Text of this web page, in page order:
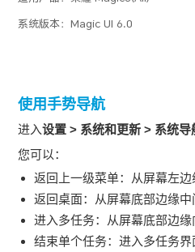
系统版本：Magic UI 6.0
使用手势导航
进入设置 > 系统和更新 > 系统导
您可以：
返回上一级菜单：从屏幕左边
返回桌面：从屏幕底部边缘中
进入多任务：从屏幕底部边缘
结束单个任务：进入多任务界